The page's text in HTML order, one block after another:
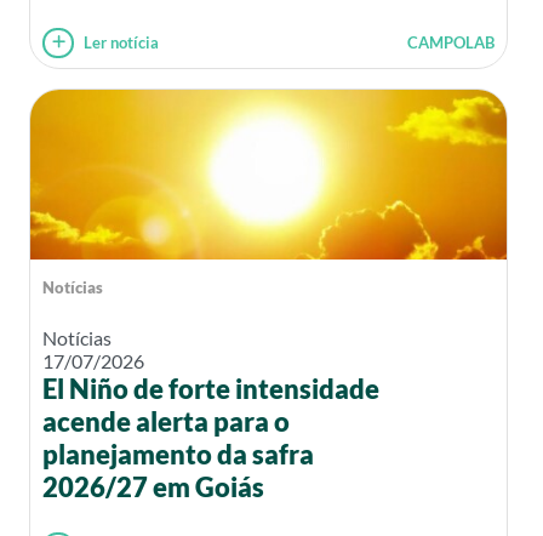
Ler notícia CAMPOLAB
Notícias
Notícias
17/07/2026
El Niño de forte intensidade
acende alerta para o
planejamento da safra
2026/27 em Goiás